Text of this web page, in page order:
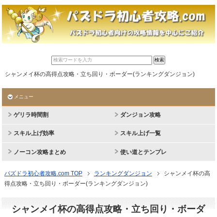
シャンメイ杯の高得点攻略・立ち回り・ボーダー(ランキングダンジョン)
メニュー
ゲリラ時間割 ダンジョン攻略
スキル上げ効率 スキル上げ一覧
ノーコン攻略まとめ 使い道とテンプレ
パズドラ初心者攻略.com TOP ランキングダンジョン
シャンメイ杯の高
得点攻略・立ち回り・ボーダー(ランキングダンジョン)
シャンメイ杯の高得点攻略・立ち回り・ボーダ